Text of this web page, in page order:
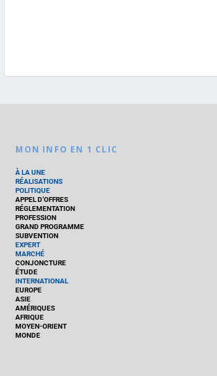
MON INFO EN 1 CLIC
À LA UNE
RÉALISATIONS
POLITIQUE
APPEL D’OFFRES
RÉGLEMENTATION
PROFESSION
GRAND PROGRAMME
SUBVENTION
EXPERT
MARCHÉ
CONJONCTURE
ÉTUDE
INTERNATIONAL
EUROPE
ASIE
AMÉRIQUES
AFRIQUE
MOYEN-ORIENT
MONDE